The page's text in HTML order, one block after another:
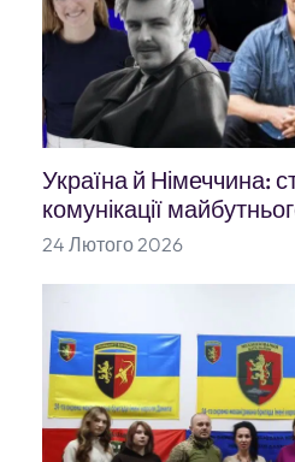
Україна й Німеччина:
комунікації
24 Лютого 2026